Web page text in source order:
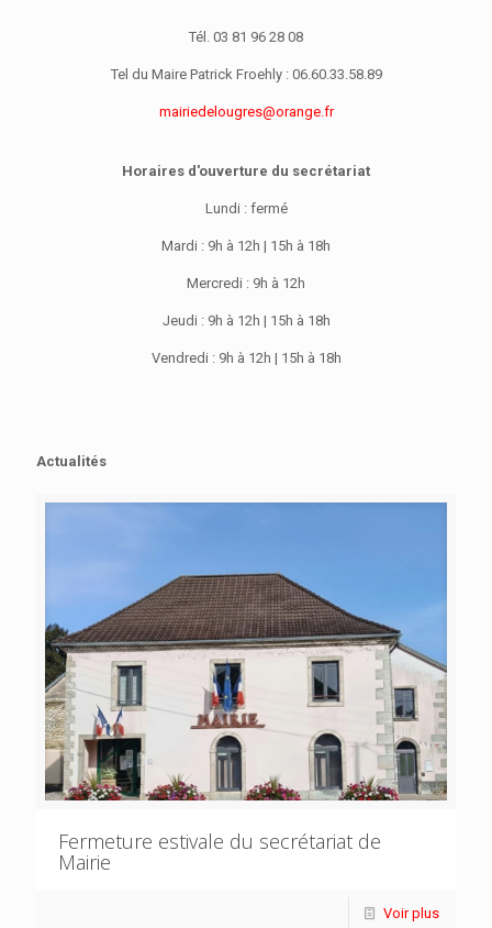
Tél. 03 81 96 28 08
Tel du Maire Patrick Froehly : 06.60.33.58.89
mairiedelougres@orange.fr
Horaires d'ouverture du secrétariat
Lundi : fermé
Mardi : 9h à 12h | 15h à 18h
Mercredi : 9h à 12h
Jeudi : 9h à 12h | 15h à 18h
Vendredi : 9h à 12h | 15h à 18h
Actualités
Fermeture estivale du secrétariat de
Mairie
Voir plus